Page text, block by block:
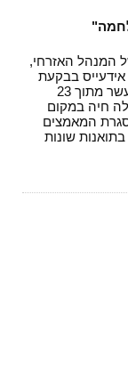
המנהל האזרחי,
בבקעת
הירדן, ובהתרעה של חצי שעה הרסו את בתיהן של עשר מתוך 23
במקום
המאמצים
שונות